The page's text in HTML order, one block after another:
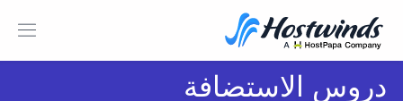
دروس الاستضافة